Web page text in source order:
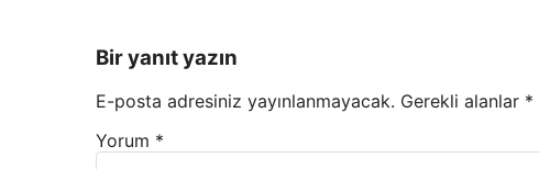
Bir yanıt yazın
E-posta adresiniz yayınlanmayacak. Gerekli alanlar *
Yorum *